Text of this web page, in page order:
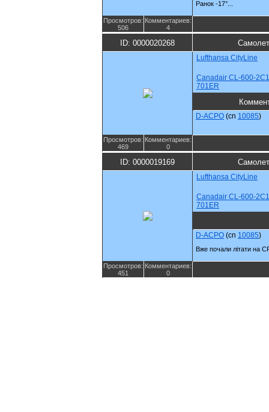
Ранок -17°...
Просмотров:
506
Комментариев:
4
ID: 0000020268
Lufthansa CityLine
Canadair CL-600-
701ER
D-ACPO (cn 10085)
Просмотров:
469
Комментариев:
0
ID: 0000019169
Lufthansa CityLine
Canadair CL-600-
701ER
D-ACPO (cn 10085)
Вже почали літати на
Просмотров:
451
Комментариев:
0